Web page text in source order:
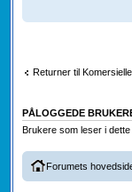
Returner til
PÅLOGGEDE
Brukere som leser i
Forumets